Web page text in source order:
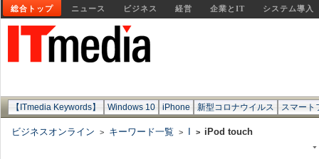
総合トップ ニュース ビジネス 経営 企業とIT システム導入
【ITmedia Keywords】 Windows 10 iPhone 新型コロナウイルス スマート
ビジネスオンライン > キーワード一覧 > > iPod touch